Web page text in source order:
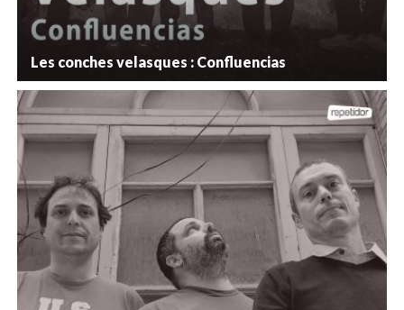
Les conches velasques : Confluencias